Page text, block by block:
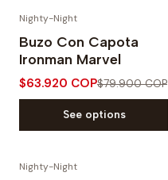
Nighty-Night
Buzo Con Capota
Ironman Marvel
$63.920 COP$79.900 COP
See options
Nighty-Night